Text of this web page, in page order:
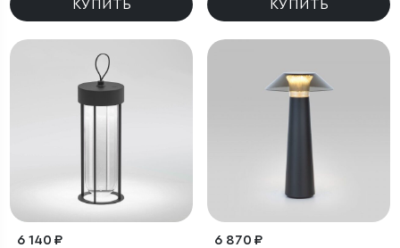
КУПИТЬ КУПИТЬ
6 140 ₽ 6 870 ₽